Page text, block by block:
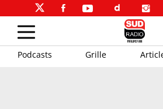
Podcasts Grille